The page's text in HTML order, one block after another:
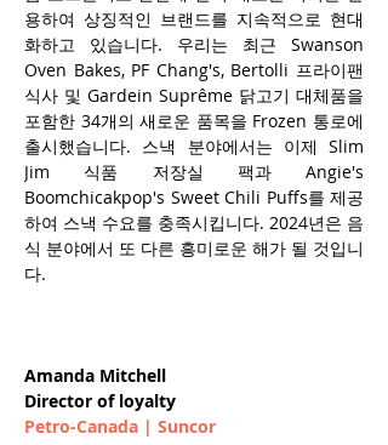
용하여 상징적인 브랜드를 지속적으로 현대
화하고 있습니다. 우리는 최근 Swanson
Oven Bakes, PF Chang's, Bertolli 프라이팬
식사 및 Gardein Suprême 닭고기 대체품을
포함한 34개의 새로운 품목을 Frozen 통로에
출시했습니다. 스낵 분야에서는 이제 Slim
Jim 식품 저장실 팩과 Angie's
Boomchicakpop's Sweet Chili Puffs를 제공
하여 스낵 수요를 충족시킵니다. 2024년은 음
식 분야에서 또 다른 흥미로운 해가 될 것입니
다.
Amanda Mitchell
Director of loyalty
Petro-Canada | Suncor